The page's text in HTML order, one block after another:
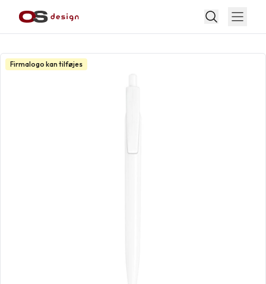
Firmalogo kan tilføjes